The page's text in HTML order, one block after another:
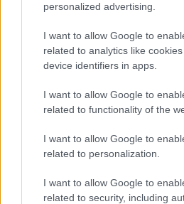
personalized advertising.
I want to allow Google to
related to analytics like
device identifiers in apps.
I want to allow Google to
related to functionality of the
I want to allow Google to
related to personalization.
I want to allow Google to
related to security, including
Körtánc - Új
Studiónál
Zakariás Zalán rendezésében
Mozgásszínház május 23-án
Boldogságkeresés a szerelem
metszéspontjában – röviden
készülő új produkciót a